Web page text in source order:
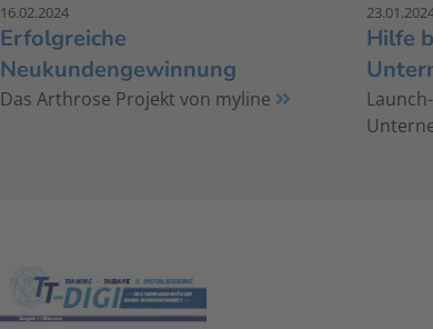
16.02.2024
Erfolgreiche
Neukundengewinnung
Das Arthrose Projekt von myline
Hilfe